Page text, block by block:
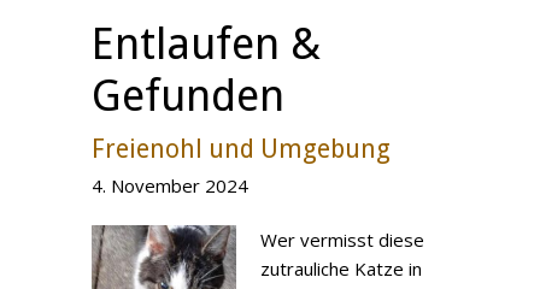
Entlaufen &
Gefunden
Freienohl und Umgebung
4. November 2024
Wer vermisst diese
zutrauliche Katze in